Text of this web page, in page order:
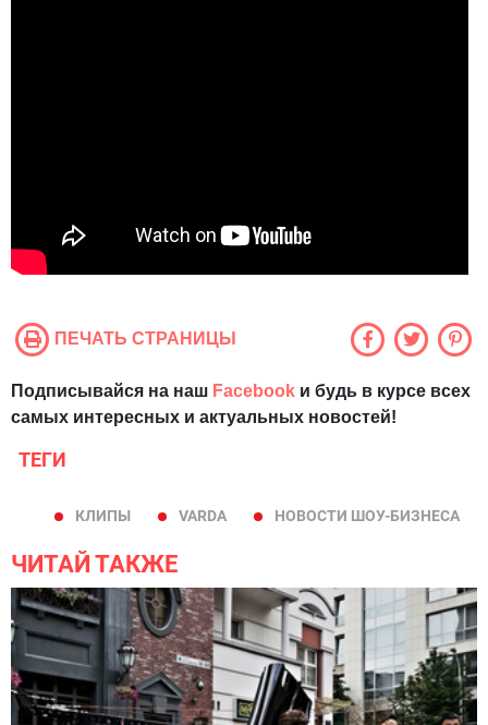
ПЕЧАТЬ СТРАНИЦЫ
Подписывайся на наш Facebook и будь в курсе всех
самых интересных и актуальных новостей!
ТЕГИ
КЛИПЫ VARDA НОВОСТИ ШОУ-БИЗНЕСА
ЧИТАЙ ТАКЖЕ